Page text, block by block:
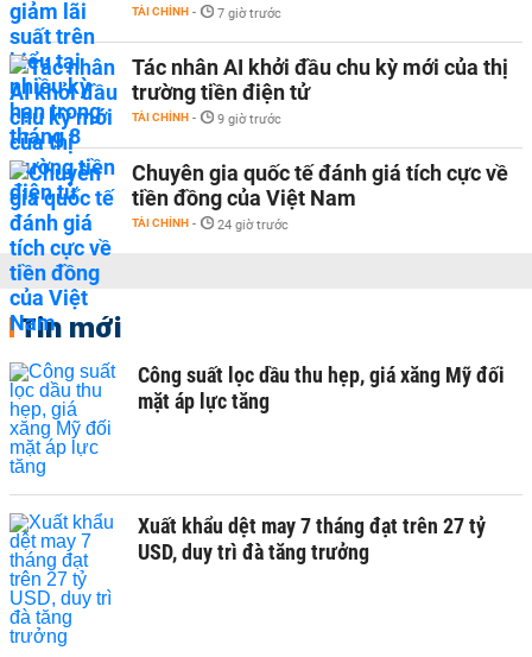
TÀI CHÍNH - 7 giờ trước
Tác nhân AI khởi đầu chu kỳ mới của thị
trường tiền điện tử
TÀI CHÍNH - 9 giờ trước
Chuyên gia quốc tế đánh giá tích cực về
tiền đồng của Việt Nam
TÀI CHÍNH - 24 giờ trước
Tin mới
Công suất lọc dầu thu hẹp, giá xăng Mỹ đối
mặt áp lực tăng
Xuất khẩu dệt may 7 tháng đạt trên 27 tỷ
USD, duy trì đà tăng trưởng